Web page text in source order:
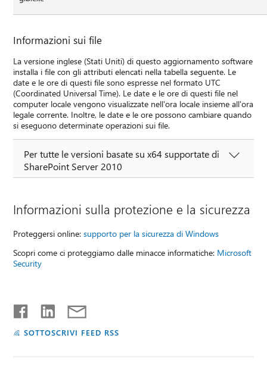
Informazioni sui file
La versione inglese (Stati Uniti) di questo aggiornamento software
installa i file con gli attributi elencati nella tabella seguente. Le
date e le ore di questi file sono espresse nel formato UTC
(Coordinated Universal Time). Le date e le ore di questi file nel
computer locale vengono visualizzate nell'ora locale insieme all'ora
legale corrente. Inoltre, le date e le ore possono cambiare quando
si eseguono determinate operazioni sui file.
Per tutte le versioni basate su x64 supportate di
SharePoint Server 2010
Informazioni sulla protezione e la sicurezza
Proteggersi online:supporto per la sicurezza di Windows
Scopri come ci proteggiamo dalle minacce informatiche: Microsoft
Security
SOTTOSCRIVI FEED RSS